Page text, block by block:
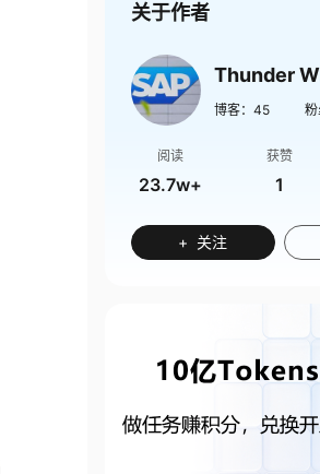
关于作者
博客： 45 粉
阅读
23.7w+
获赞
1
+ 关注